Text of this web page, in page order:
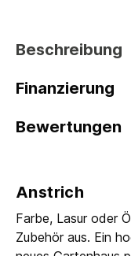
Beschreibung
Finanzierung
Bewertungen
Anstrich
Farbe, Lasur oder
Zubehör aus. Ein